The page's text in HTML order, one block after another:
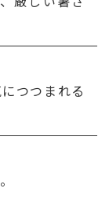
つつまれる